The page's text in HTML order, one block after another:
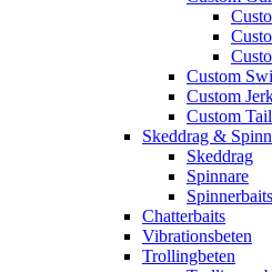
Custom
Custom
Custom
Skeddrag &
Skeddrag
Spinnare
Spinnerbaits
Chatterbaits
Vibrationsbeten
Trollingbeten